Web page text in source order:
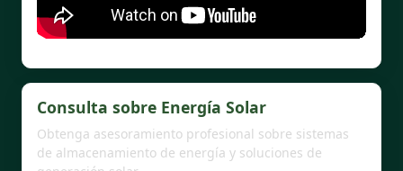
Consulta sobre Energía Solar
Obtenga asesoramiento profesional sobre sistemas
de almacenamiento de energía y soluciones de